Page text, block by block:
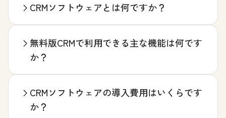
CRMソフトウェアとは何ですか？
無料版CRMで利用できる主な機能は何です
か？
CRMソフトウェアの導入費用はいくらです
か？